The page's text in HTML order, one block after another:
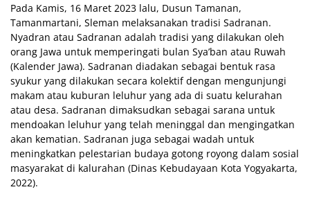
Pada Kamis, 16 Maret 2023 lalu, Dusun Tamanan,
Tamanmartani, Sleman melaksanakan tradisi Sadranan.
Nyadran atau Sadranan adalah tradisi yang dilakukan oleh
orang Jawa untuk memperingati bulan Sya’ban atau Ruwah
(Kalender Jawa). Sadranan diadakan sebagai bentuk rasa
syukur yang dilakukan secara kolektif dengan mengunjungi
makam atau kuburan leluhur yang ada di suatu kelurahan
atau desa. Sadranan dimaksudkan sebagai sarana untuk
mendoakan leluhur yang telah meninggal dan mengingatkan
akan kematian. Sadranan juga sebagai wadah untuk
meningkatkan pelestarian budaya gotong royong dalam sosial
masyarakat di kalurahan (Dinas Kebudayaan Kota Yogyakarta,
2022).